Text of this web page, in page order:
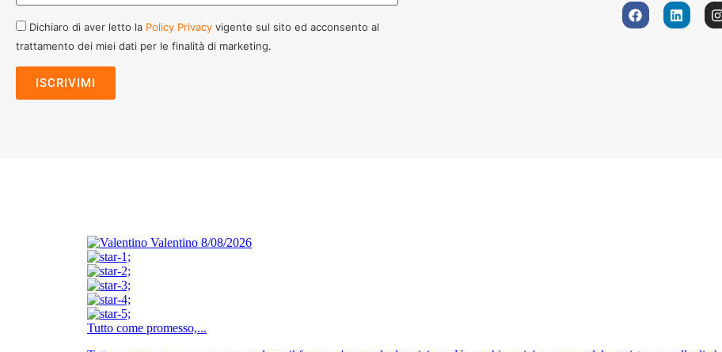
Dichiaro di aver letto la Policy Privacy vigente sul sito ed acconsento al
trattamento dei miei dati per le finalità di marketing.